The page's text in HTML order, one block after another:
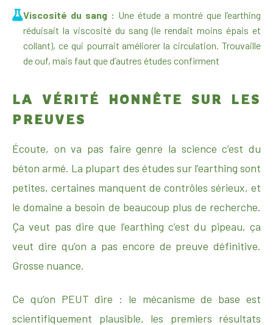
Viscosité du sang : Une étude a montré que l’earthing
réduisait la viscosité du sang (le rendait moins épais et
collant), ce qui pourrait améliorer la circulation. Trouvaille
de ouf, mais faut que d’autres études confirment
LA VÉRITÉ HONNÊTE SUR LES
PREUVES
Écoute, on va pas faire genre la science c’est du
béton armé. La plupart des études sur l’earthing sont
petites, certaines manquent de contrôles sérieux, et
le domaine a besoin de beaucoup plus de recherche.
Ça veut pas dire que l’earthing c’est du pipeau, ça
veut dire qu’on a pas encore de preuve définitive.
Grosse nuance.
Ce qu’on PEUT dire : le mécanisme de base est
scientifiquement plausible, les premiers résultats